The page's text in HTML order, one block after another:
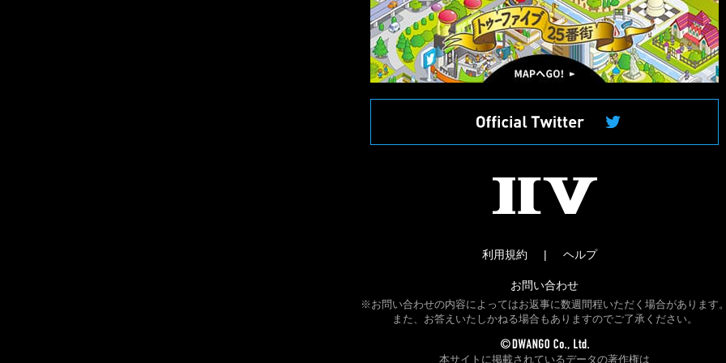
ッ
プ
へ
利用規約 ヘルプ
お問い合わせ
※お問い合わせの内容によってはお返事に数週間程いただく場合があります
また、お答えいたしかねる場合もありますのでご了承ください。
本サイトに掲載されているデータの著作権は